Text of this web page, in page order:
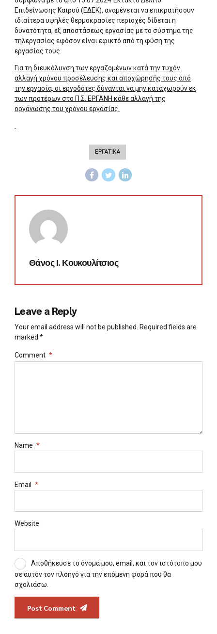
Επιδείνωσης Καιρού (ΕΔΕΚ), αναμένεται να επικρατήσουν
ιδιαίτερα υψηλές θερμοκρασίες περιοχές δίδεται η
δυνατότητα, εξ αποστάσεως εργασίας με το σύστημα της
τηλεργασίας εφόσον είναι εφικτό από τη φύση της
εργασίας τους.
Για τη διευκόλυνση των εργαζομένων κατά την τυχόν
αλλαγή χρόνου προσέλευσης και αποχώρησής τους από
την εργασία, οι εργοδότες δύνανται να μην καταχωρούν εκ
των προτέρων στο Π.Σ. ΕΡΓΑΝΗ κάθε αλλαγή της
οργάνωσης του χρόνου εργασίας.
ΕΡΓΑΤΙΚΑ
Θάνος Ι. Κουκουλίτσιος
Leave a Reply
Your email address will not be published. Required fields are
marked *
Comment *
Name *
Email *
Website
Αποθήκευσε το όνομά μου, email, και τον ιστότοπο μου
σε αυτόν τον πλοηγό για την επόμενη φορά που θα
σχολιάσω.
Post Comment